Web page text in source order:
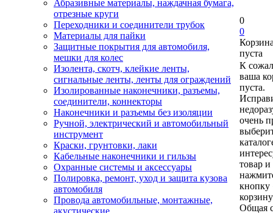
Абразивные материалы, наждачная бумага,
отрезные круги
Переходники и соединители трубок
Материалы для пайки
Защитные покрытия для автомобиля,
мешки для колес
Изолента, скотч, клейкие ленты,
сигнальные ленты, ленты для ограждений
Изолированные наконечники, разъемы,
соединители, коннекторы
Наконечники и разъемы без изоляции
Ручной, электрический и автомобильный
инструмент
Краски, грунтовки, лаки
Кабельные наконечники и гильзы
Охранные системы и аксессуары
Полировка, ремонт, уход и защита кузова
автомобиля
Провода автомобильные, монтажные,
акустические
0
0
пуста
К
ваша
пуста.
очень
товар и
кнопку
Общая